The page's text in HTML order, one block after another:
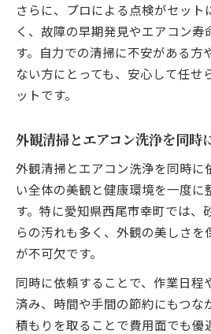
さらに、プロによる点検がセット
く、故障の早期発見やエアコン寿
す。自力での清掃に不安がある方
ない方にとっても、安心して任せ
ットです。
外観清掃とエアコン洗浄を同時
外観清掃とエアコン洗浄を同時に
い全体の美観と健康環境を一度に
す。特に愛知県西尾市幸町では、
らの汚れも多く、外観の美しさを
が不可欠です。
同時に依頼することで、作業日程
済み、時間や手間の節約にもつな
積もりを取ることで費用面でも優